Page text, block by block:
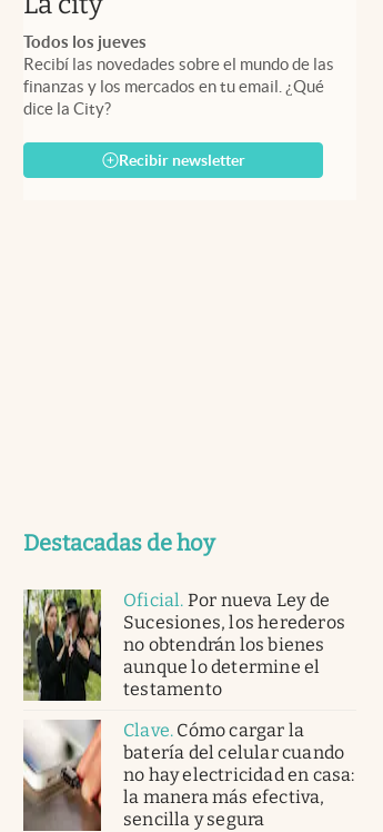
Todos los jueves
Recibí las novedades sobre el mundo de las
finanzas y los mercados en tu email. ¿Qué
dice la City?
Recibir newsletter
Destacadas de hoy
Oficial. Por nueva Ley de
Sucesiones, los herederos
no obtendrán los bienes
aunque lo determine el
testamento
Clave. Cómo cargar la
batería del celular cuando
no hay electricidad en casa:
la manera más efectiva,
sencilla y segura